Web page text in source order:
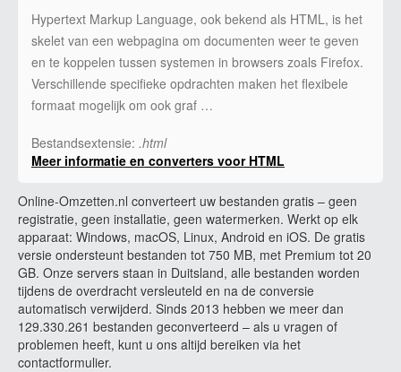
Hypertext Markup Language, ook bekend als HTML, is het
skelet van een webpagina om documenten weer te geven
en te koppelen tussen systemen in browsers zoals Firefox.
Verschillende specifieke opdrachten maken het flexibele
formaat mogelijk om ook graf …
Bestandsextensie: .html
Meer informatie en converters voor HTML
Online-Omzetten.nl converteert uw bestanden gratis – geen
registratie, geen installatie, geen watermerken. Werkt op elk
apparaat: Windows, macOS, Linux, Android en iOS. De gratis
versie ondersteunt bestanden tot 750 MB, met Premium tot 20
GB. Onze servers staan in Duitsland, alle bestanden worden
tijdens de overdracht versleuteld en na de conversie
automatisch verwijderd. Sinds 2013 hebben we meer dan
129.330.261 bestanden geconverteerd – als u vragen of
problemen heeft, kunt u ons altijd bereiken via het
contactformulier.